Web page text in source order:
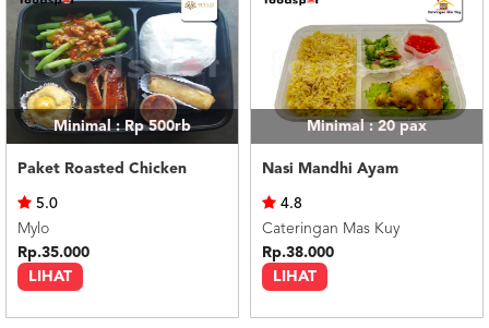
Minimal : Rp 500rb
Paket Roasted Chicken
LIHAT
5.0
Mylo
Rp.35.000
Minimal : 20pax
Nasi Mandhi Ayam
LIHAT
4.8
Cateringan Mas Kuy
Rp.38.000